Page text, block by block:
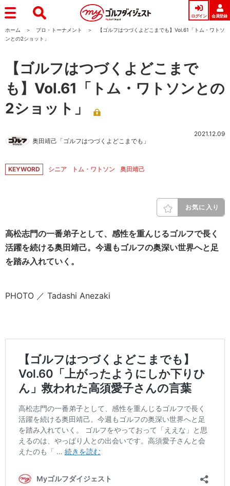
ログイン 会員登録
ホーム プロ・トーナメント
【ゴルフはつづくよどこまでも】Vol.61「トム・ワトソ
ンとの2ショット」
【ゴルフはつづくよどこまで
も】Vol.61「トム・ワトソンとの
2ショット」
奥田靖己「ゴルフはつづくよどこまでも」
2021.12.09
KEYWORD シニア トム・ワトソン 奥田靖己
お気に入り
高松志門の一番弟子として、感性を重んじるゴルフで長く
活躍を続ける奥田靖己。今週もゴルフの奥深い世界へと足
を踏み入れていく。
PHOTO ／ Tadashi Anezaki